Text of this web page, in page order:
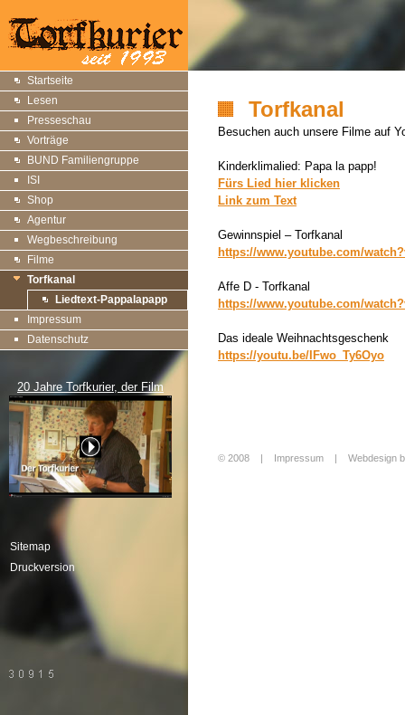
Startseite
Lesen
Presseschau
Vorträge
BUND Familiengruppe
ISI
Shop
Agentur
Wegbeschreibung
Filme
Torfkanal
Liedtext-Pappalapapp
Impressum
Datenschutz
20 Jahre Torfkurier, der Film
Sitemap
Druckversion
Torfkanal
Besuchen auch unsere Filme auf
Kinderklimalied: Papa la papp!
Fürs Lied hier klicken
Link zum Text
Gewinnspiel – Torfkanal
https://www.youtube.com/
Affe D - Torfkanal
https://www.youtube.com/
Das ideale Weihnachtsgeschenk
https://youtu.be/IFwo_Ty6Oyo
© 2008 | Impressum Webdesign